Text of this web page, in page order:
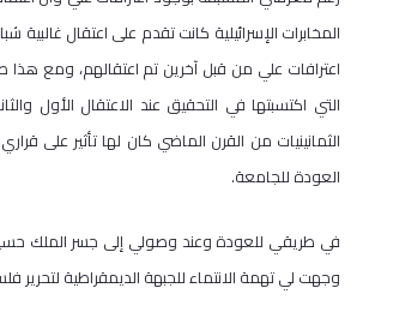
المخابرات الإسرائيلية كانت تقدم على اعتقال
اعترافات علي من قبل آخرين تم اعتقالهم، ومع
التي اكتسبتها في التحقيق عند الاعتقال الأول
الثمانينيات من القرن الماضي كان لها تأثير على
العودة للجامعة.
في طريقي للعودة وعند وصولي إلى جسر الملك
وجهت لي تهمة الانتماء للجبهة الديمقراطية لتحرير